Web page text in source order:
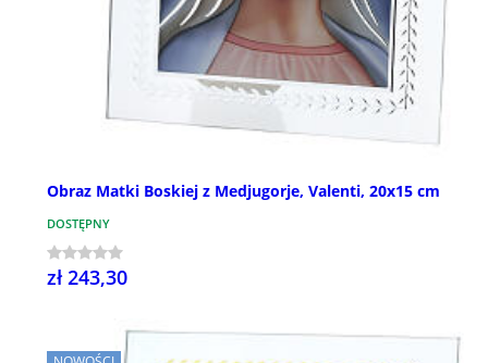
Obraz Matki Boskiej z Medjugorje, Valenti, 20x15 cm
DOSTĘPNY
zł 243,30